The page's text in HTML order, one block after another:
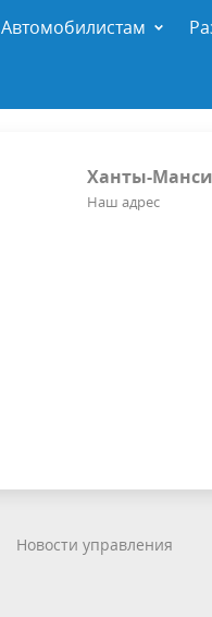
Автомобилистам
Ханты-
Наш адрес
Новости управления